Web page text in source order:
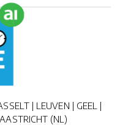
| LEUVEN | GEEL |
(NL)